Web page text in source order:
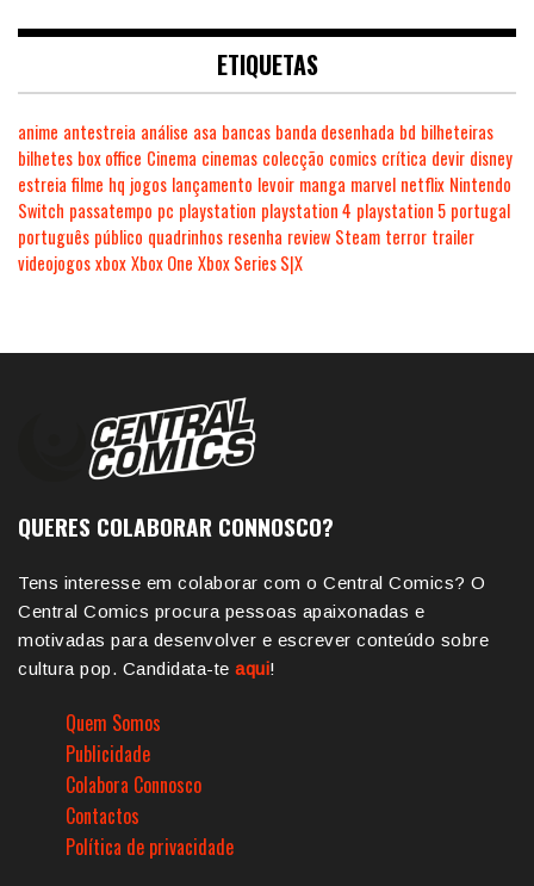
ETIQUETAS
anime antestreia análise asa bancas banda desenhada bd bilheteiras
bilhetes box office Cinema cinemas colecção comics crítica devir disney
estreia filme hq jogos lançamento levoir manga marvel netflix Nintendo
Switch passatempo pc playstation playstation 4 playstation 5 portugal
português público quadrinhos resenha review Steam terror trailer
videojogosxboxXbox One Xbox Series S|X
QUERES COLABORAR CONNOSCO?
Tens interesse em colaborar com o Central Comics? O
Central Comics procura pessoas apaixonadas e
motivadas para desenvolver e escrever conteúdo sobre
cultura pop. Candidata-te aqui!
Quem Somos
Publicidade
Colabora Connosco
Contactos
Política de privacidade